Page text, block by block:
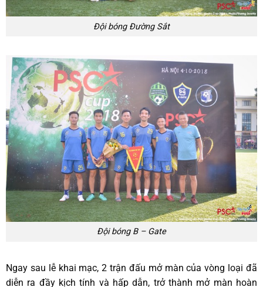
Đội bóng Đường Sắt
Đội bóng B – Gate
Ngay sau lễ khai mạc, 2 trận đấu mở màn của vòng loại đã
diễn ra đầy kịch tính và hấp dẫn, trở thành mở màn hoàn